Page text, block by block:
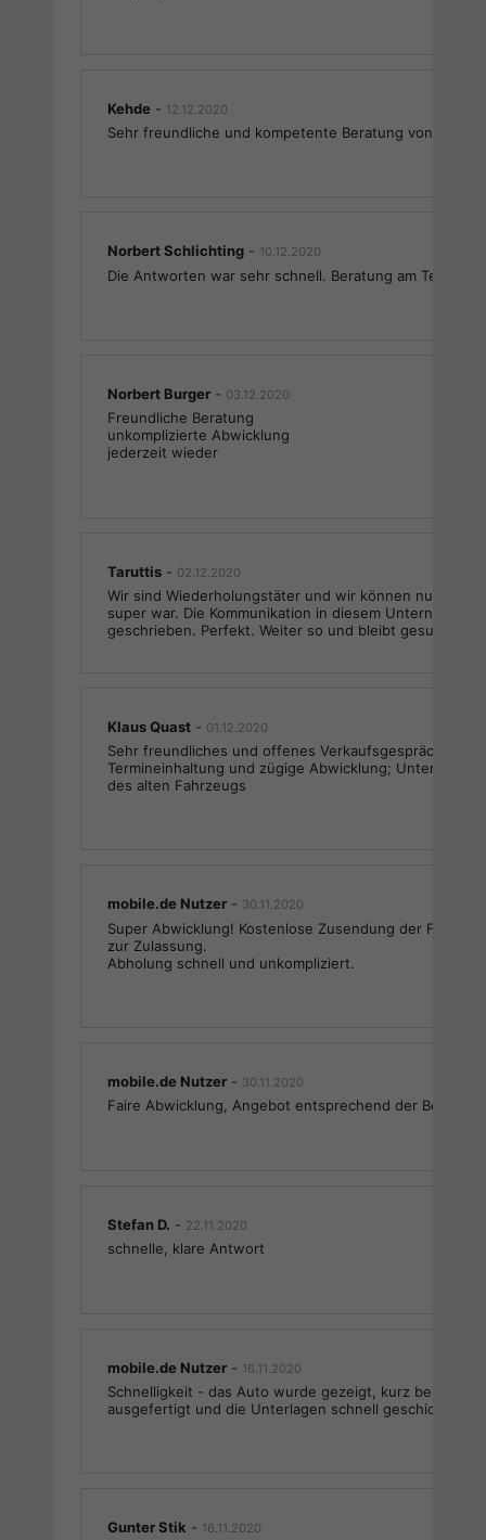
Kehde - 12.12.2020
Sehr freundliche und kompetente Beratung von Herrn
Norbert Schlichting - 10.12.2020
Die Antworten war sehr schnell. Beratung am Telefon.
Norbert Burger - 03.12.2020
Freundliche Beratung
unkomplizierte Abwicklung
jederzeit wieder
Taruttis - 02.12.2020
Wir sind Wiederholungstäter und wir können nur
super war. Die Kommunikation in diesem
geschrieben. Perfekt. Weiter so und bleibt gesund.
Klaus Quast - 01.12.2020
Sehr freundliches und offenes Verkaufsgespräch;
Termineinhaltung und zügige Abwicklung;
des alten Fahrzeugs
mobile.de Nutzer - 30.11.2020
Super Abwicklung! Kostenlose Zusendung der
zur Zulassung.
Abholung schnell und unkompliziert.
mobile.de Nutzer - 30.11.2020
Faire Abwicklung, Angebot entsprechend der
Stefan D. - 22.11.2020
schnelle, klare Antwort
mobile.de Nutzer - 16.11.2020
Schnelligkeit - das Auto wurde gezeigt, kurz
ausgefertigt und die Unterlagen schnell geschickt.
Gunter Stik - 16.11.2020